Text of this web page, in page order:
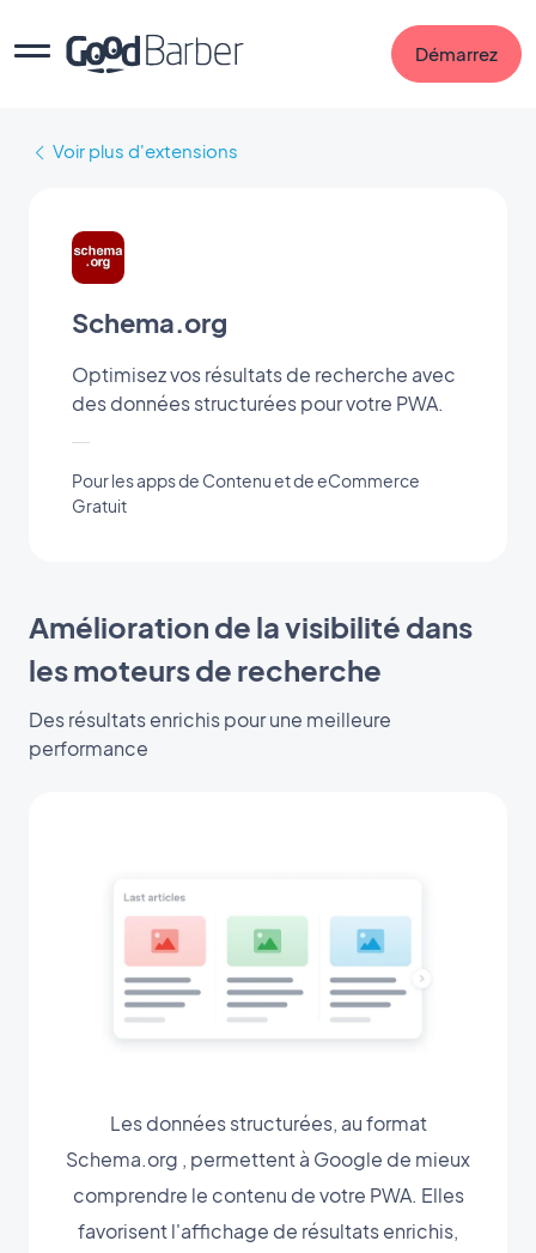
Démarrez
Voir plus d'extensions
Schema.org
Optimisez vos résultats de recherche avec
des données structurées pour votre PWA.
Pour les apps de Contenu et de eCommerce
Gratuit
Amélioration de la visibilité dans
les moteurs de recherche
Des résultats enrichis pour une meilleure
performance
Les données structurées, au format
Schema.org , permettent à Google de mieux
comprendre le contenu de votre PWA. Elles
favorisent l'affichage de résultats enrichis,